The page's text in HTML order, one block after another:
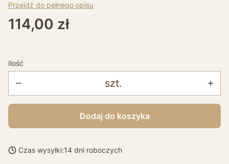
Przejdź do pełnego opisu
Cena
114,00 zł
Ilość
szt.
Dodaj do koszyka
Czas wysyłki:14 dni roboczych